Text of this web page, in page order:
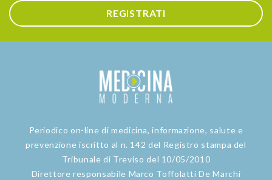
REGISTRATI
Periodico on-line di medicina, informazione, salute e
prevenzione iscritto al n. 142 del Registro stampa del
Tribunale di Treviso del 10/05/2010
Direttore responsabile Marco Toffolatti De Marchi